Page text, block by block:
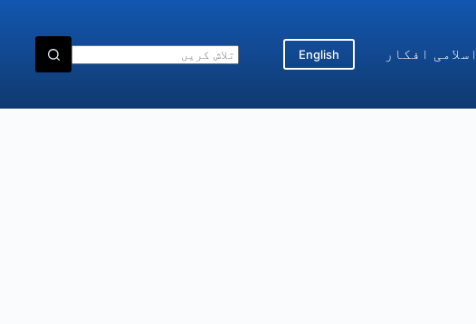
اسلامی افکار English